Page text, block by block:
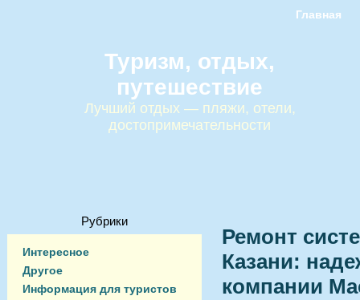
Главная
Туризм, отдых,
путешествие
Лучший отдых — пляжи, отели,
достопримечательности
Рубрики
Интересное
Другое
Информация для туристов
Ремонт
Казани:
компании